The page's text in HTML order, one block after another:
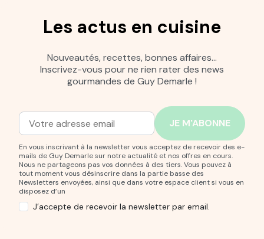
Guy Demarle Days - Moules OHRA
Guy Demarle Days - Épicerie
Guy Demarle Days - Ustensiles
Nouveautés
Chocolats maison
Coups de coeur
Zéro déchets
Pizzas maison
Amuses bouches Fait Maison
Anti-gaspi
Offres en cours
Pâques
Chocolats de Noël
Bûche de Noël maison
Idées cadeaux épicerie
Idées cadeaux petit prix
Biscuits de Noël
Apéritif de noël
Entremets design
Idées cadeaux ustensiles
Retours en stock Cadeaux
Noël
Ustensile de cuisine enfant
Nos clients adorent
Promo du moment - 2 moule achetés - plaque aluminium offerte
dès 100€ d’achat
Cartes cadeaux
Moules à cakes — Guy Demarle
Les actus en cuisine
Nouveautés, recettes, bonnes affaires…
Inscrivez-vous pour ne rien rater des news
gourmandes de Guy Demarle !
Adresse mail
Entrez votre adresse mail pour vous abonner à notre
En vous inscrivant à la newsletter vous acceptez de recevoir des e-
mails de Guy Demarle sur notre actualité et nos offres en cours.
Nous ne partageons pas vos données à des tiers. Vous pouvez à
tout moment vous désinscrire dans la partie basse des
Newsletters envoyées, ainsi que dans votre espace client si vous en
disposez d’un
J’accepte de recevoir la newsletter par email.